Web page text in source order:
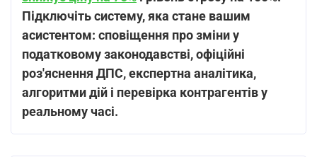
Підключіть систему, яка стане вашим
асистентом: сповіщення про зміни у
податковому законодавстві, офіційні
роз'яснення ДПС, експертна аналітика,
алгоритми дій і перевірка контрагентів у
реальному часі.